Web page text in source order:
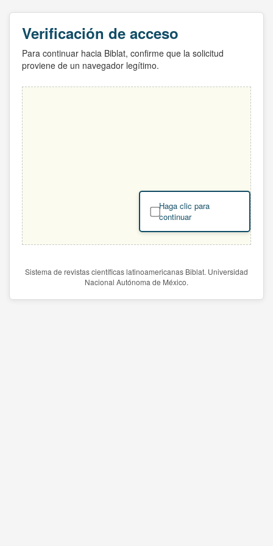
Verificación de acceso
Para continuar hacia Biblat, confirme que la solicitud
proviene de un navegador legítimo.
Haga clic para
continuar
Sistema de revistas científicas latinoamericanas Biblat. Universidad
Nacional Autónoma de México.